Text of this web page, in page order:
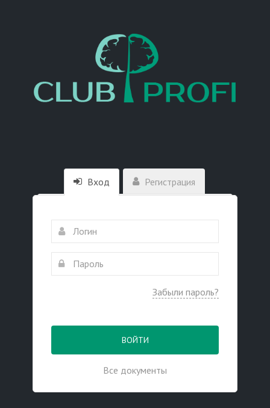
Вход Регистрация
Забыли пароль?
ВОЙТИ
Все документы